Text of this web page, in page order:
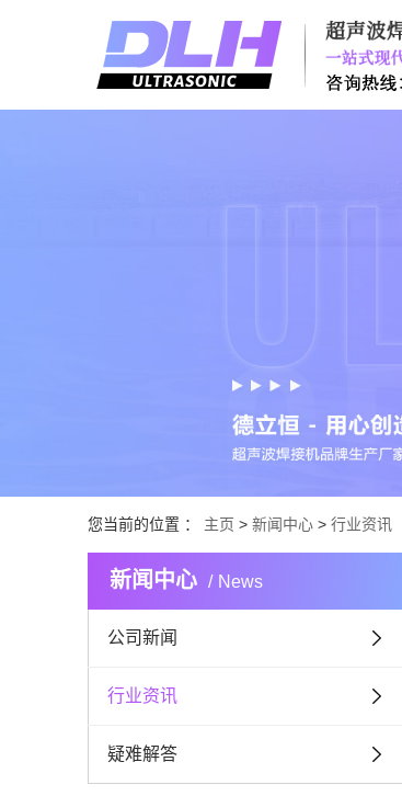
您当前的位置 ： 主页 > 新闻中心 > 行业资讯
新闻中心 News
公司新闻
行业资讯
疑难解答